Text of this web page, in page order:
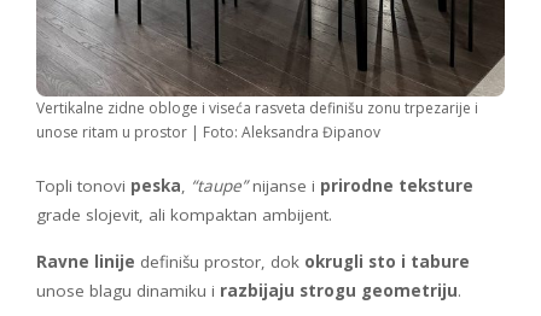
Vertikalne zidne obloge i viseća rasveta definišu zonu trpezarije i
unose ritam u prostor | Foto: Aleksandra Đipanov
Topli tonovi peska, “taupe”nijanse i prirodne teksture
grade slojevit, ali kompaktan ambijent.
Ravne linije definišu prostor, dok okrugli sto i tabure
unose blagu dinamiku i razbijaju strogu geometriju.